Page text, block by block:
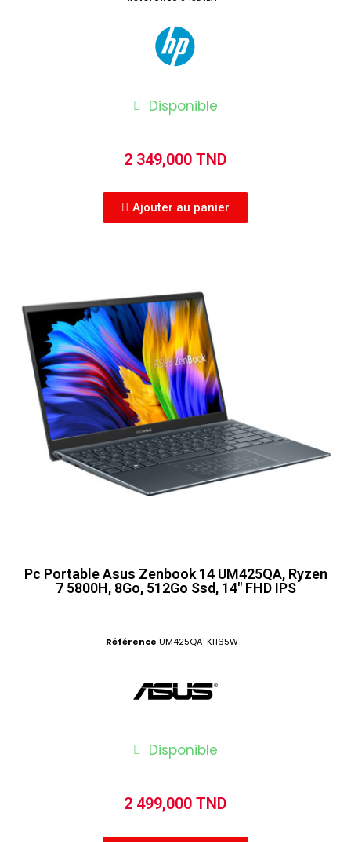
Disponible
2 349,000 TND
Ajouter au panier
Pc Portable Asus Zenbook 14 UM425QA, Ryzen
7 5800H, 8Go, 512Go Ssd, 14" FHD IPS
Référence UM425QA-KI165W
Disponible
2 499,000 TND